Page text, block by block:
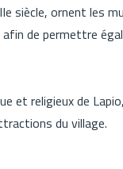
siècle, ornent les
de permettre
et religieux de
du village.